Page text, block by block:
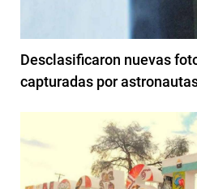
Desclasificaron nuevas
capturadas por